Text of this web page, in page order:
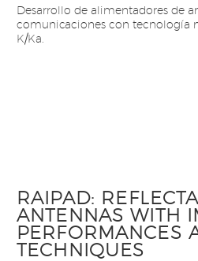
Desarrollo de alimentadores de
comunicaciones con tecnología
K/Ka.
RAIPAD:
ANTENNAS WITH
PERFORMANCES
TECHNIQUES